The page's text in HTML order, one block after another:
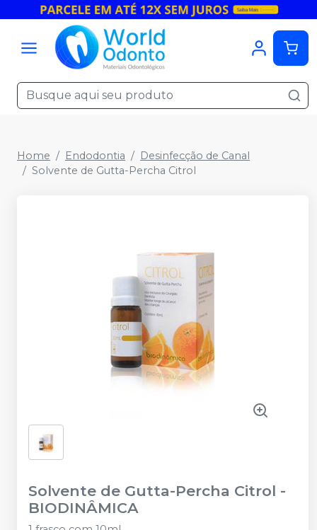
Home Endodontia
Desinfecção de Canal
Solvente de Gutta-Percha Citrol
Solvente de Gutta-Percha Citrol -
BIODINÂMICA